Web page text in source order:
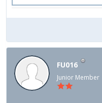
FU016
Junior Member